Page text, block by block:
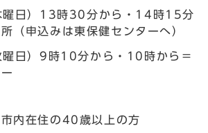
日）13時30分から・14時15分
（申込みは東保健センターへ）
日）9時10分から・10時から＝
内在住の40歳以上の方